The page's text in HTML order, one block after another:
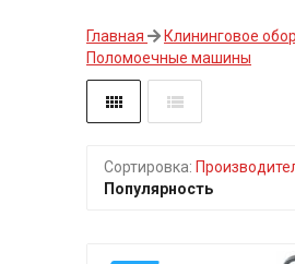
Главная
Клининговое
Поломоечные машины
Сортировка:
Популярность